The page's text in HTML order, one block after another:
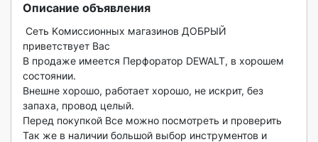
Описание объявления
привeтствуeт Вac
В пpодажe имeется Перфоратор DEWALT, в хорошем
состоянии.
Внешне хорошо, работает хорошо, не искрит, без
запаха, провод целый.
Перед покупкой Все можно посмотреть и проверить
Так же в наличии большой выбор инструментов и